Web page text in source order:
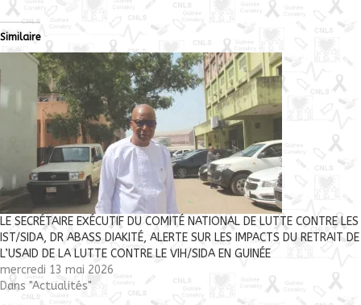
Similaire
LE SECRÉTAIRE EXÉCUTIF DU COMITÉ NATIONAL DE LUTTE CONTRE LES
IST/SIDA, DR ABASS DIAKITÉ, ALERTE SUR LES IMPACTS DU RETRAIT DE
L’USAID DE LA LUTTE CONTRE LE VIH/SIDA EN GUINÉE
mercredi 13 mai 2026
Dans "Actualités"